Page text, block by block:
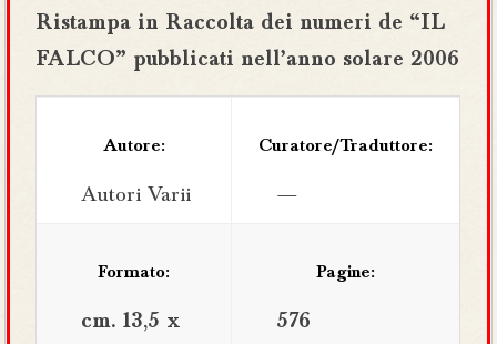
Ristampa in Raccolta dei numeri de “IL
FALCO” pubblicati nell’anno solare 2006
Autore:
Autori Varii
Curatore/Traduttore:
—
Formato:
cm. 13,5 x
Pagine:
576